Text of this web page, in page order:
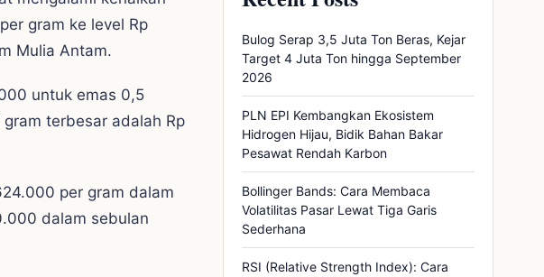
gram ke level Rp
Mulia Antam.
untuk emas 0,5
terbesar adalah Rp
per gram dalam
dalam sebulan
Bulog Serap 3,5 Juta Ton Beras, Kejar
Target 4 Juta Ton hingga September
2026
PLN EPI Kembangkan Ekosistem
Hidrogen Hijau, Bidik Bahan Bakar
Pesawat Rendah Karbon
Bollinger Bands: Cara Membaca
Volatilitas Pasar Lewat Tiga Garis
Sederhana
RSI (Relative Strength Index): Cara